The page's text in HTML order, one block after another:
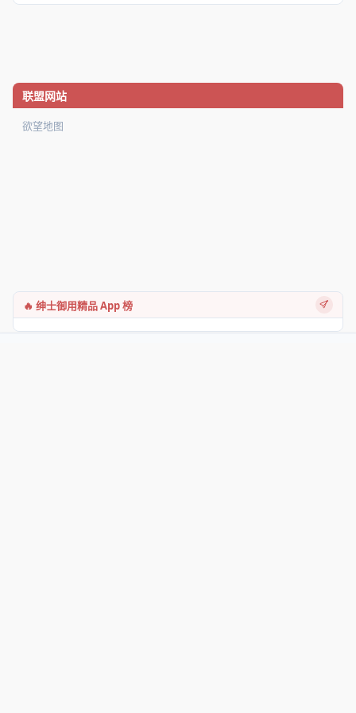
联盟网站
欲望地图
🔥 绅士御用精品 App 榜